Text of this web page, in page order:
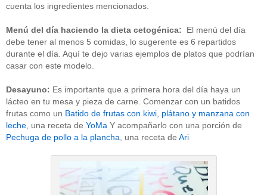
cuenta los ingredientes mencionados.
Menú del día haciendo la dieta cetogénica: El menú del día
debe tener al menos 5 comidas, lo sugerente es 6 repartidos
durante el día. Aquí te dejo varias ejemplos de platos que podrían
casar con este modelo.
Desayuno: Es importante que a primera hora del día haya un
lácteo en tu mesa y pieza de carne. Comenzar con un batidos
frutas como un Batido de frutas con kiwi, plátano y manzana con
leche, una receta de YoMa Y acompañarlo con una porción de
Pechuga de pollo a la plancha, una receta de Ari